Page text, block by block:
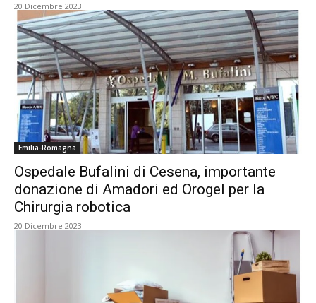
20 Dicembre 2023
Emilia-Romagna
Ospedale Bufalini di Cesena, importante
donazione di Amadori ed Orogel per la
Chirurgia robotica
20 Dicembre 2023